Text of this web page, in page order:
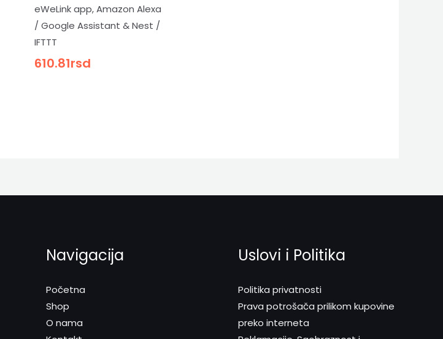
eWeLink app, Amazon Alexa
/ Google Assistant & Nest /
IFTTT
610.81rsd
Navigacija
Početna
Shop
O nama
Uslovi i Politika
Politika privatnosti
Prava potrošača prilikom kupovine
preko interneta